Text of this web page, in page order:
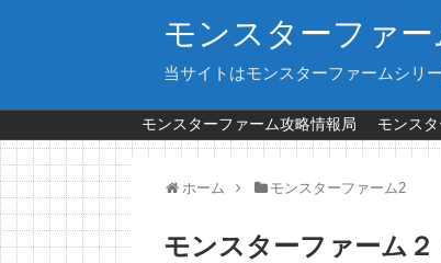
モンスターファ
当サイトはモンスターファームシリ
モンスターファーム攻略情報局 モンス
ホーム モンスターファーム2
モンスターファーム